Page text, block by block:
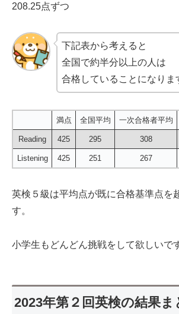
208.25点ずつ
下記表から考えると
全国で約半分以上の人は
合格していることになりま
満点 全国平均 一次合格者平均
Reading 425 295 308
Listening 425 251 267
英検５級は平均点が既に合格基準点を
す。
小学生もどんどん挑戦をして欲しいで
2023年第２回英検の結果ま